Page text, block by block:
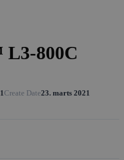
800C
1Create Date23. marts 2021